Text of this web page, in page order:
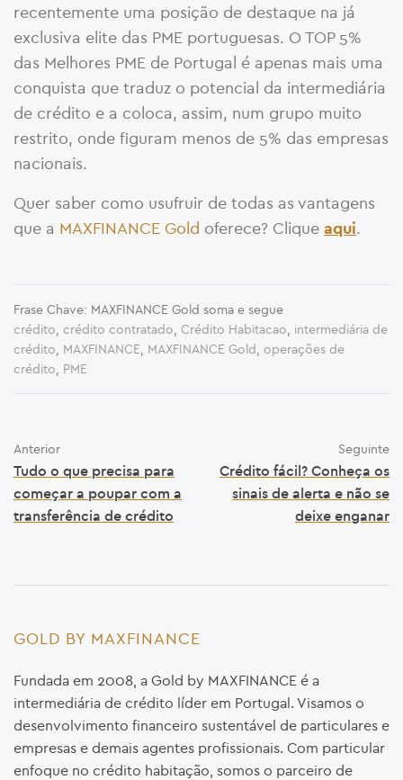
recentemente uma posição de destaque na já
exclusiva elite das PME portuguesas. O TOP 5%
das Melhores PME de Portugal é apenas mais uma
conquista que traduz o potencial da intermediária
de crédito e a coloca, assim, num grupo muito
restrito, onde figuram menos de 5% das empresas
nacionais.
Quer saber como usufruir de todas as vantagens
que a MAXFINANCE Gold oferece? Clique aqui.
Frase Chave: MAXFINANCE Gold soma e segue
crédito, crédito contratado, Crédito Habitacao, intermediária de
crédito, MAXFINANCE, MAXFINANCE Gold, operações de
crédito, PME
Anterior
Tudo o que precisa para
começar a poupar com a
transferência de crédito
Seguinte
Crédito fácil? Conheça os
sinais de alerta e não se
deixe enganar
GOLD BY MAXFINANCE
Fundada em 2008, a Gold by MAXFINANCE é a
intermediária de crédito líder em Portugal. Visamos o
desenvolvimento financeiro sustentável de particulares e
empresas e demais agentes profissionais. Com particular
enfoque no crédito habitação, somos o parceiro de